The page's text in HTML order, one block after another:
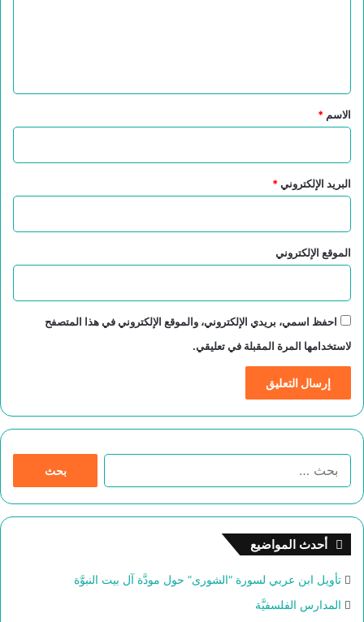
*
الاسم *
البريد الإلكتروني*
الموقع الإلكتروني
احفظ اسمي، بريدي الإلكتروني، والموقع الإلكتروني في هذا المتصفح
لاستخدامها المرة المقبلة في تعليقي.
ا
:
أحدث المواضيع
تأويل ابن عربي لسورة “الشورى” حول مودَّة آل بيت النبوَّة
المدارس الفلسفيَّة